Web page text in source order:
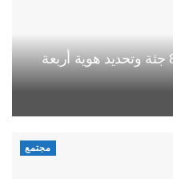
سلطات سبتة تعلن انتشال 80 جثة وتحديد هوية أربعة
مجتمع